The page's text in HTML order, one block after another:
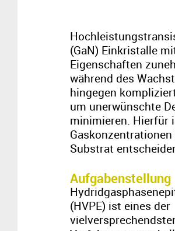
(GaN) Einkristalle
Eigenschaften
während des
hingegen
um unerwünschte
minimieren. Hierfür
Substrat
Aufgabenstellung
(HVPE) ist eines der